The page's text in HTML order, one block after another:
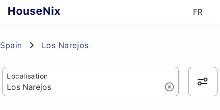
FR
Spain Los Narejos
Localisation